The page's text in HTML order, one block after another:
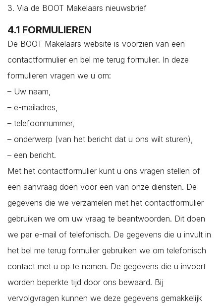
3. Via de BOOT Makelaars nieuwsbrief
4.1 FORMULIEREN
De BOOT Makelaars website is voorzien van een
contactformulier en bel me terug formulier. In deze
formulieren vragen we u om:
– Uw naam,
– e-mailadres,
– telefoonnummer,
– onderwerp (van het bericht dat u ons wilt sturen),
– een bericht.
Met het contactformulier kunt u ons vragen stellen of
een aanvraag doen voor een van onze diensten. De
gegevens die we verzamelen met het contactformulier
gebruiken we om uw vraag te beantwoorden. Dit doen
we per e-mail of telefonisch. De gegevens die u invult in
het bel me terug formulier gebruiken we om telefonisch
contact met u op te nemen. De gegevens die u invoert
worden beperkte tijd door ons bewaard. Bij
vervolgvragen kunnen we deze gegevens gemakkelijk
Noordgouwe
Noordwelle
Oostdijk
Oosterland
Oostkapelle
Oost-Souburg
Oudelande
Oud-Vossemeer
Ouwerkerk
Ovezande
Poortvliet
Renesse
Rilland
Ritthem
Scharendijke
Scherpenisse
Schore
Serooskerke
Serooskerke